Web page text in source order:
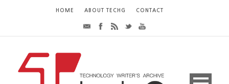
HOME ABOUT TECHG CONTACT